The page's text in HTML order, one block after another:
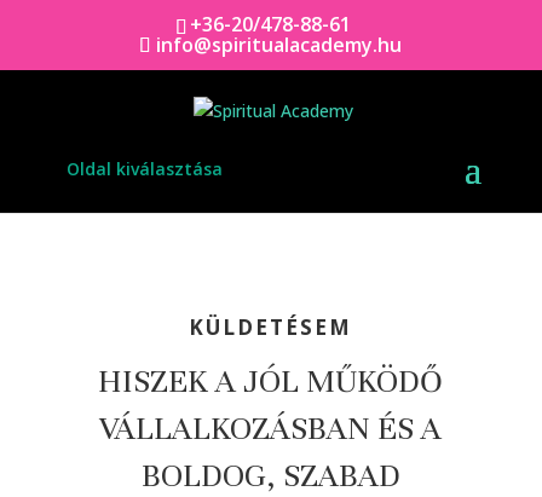
+36-20/478-88-61
info@spiritualacademy.hu
Oldal kiválasztása
KÜLDETÉSEM
HISZEK A JÓL MŰKÖDŐ
VÁLLALKOZÁSBAN ÉS A
BOLDOG, SZABAD